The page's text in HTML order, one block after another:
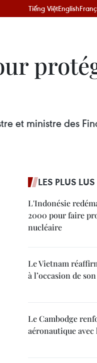
Tiếng ViệtEnglish
et ministre des
LES PLUS LUS
L'Indonésie
2000 pour faire
nucléaire
Le Vietnam
à l’occasion de
Le Cambodge
aéronautique avec